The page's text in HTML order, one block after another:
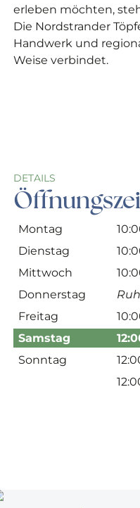
erleben möchten,
Die Nordstrander
Handwerk und
Weise verbindet.
DETAILS
Montag
Dienstag
Mittwoch
Donnerstag
Freitag
Samstag
Sonntag